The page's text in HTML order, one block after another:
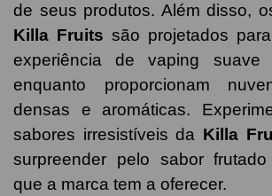
de seus produtos. Além disso,
Killa Fruits são projetados
experiência de vaping suave
enquanto proporcionam
densas e aromáticas.
sabores irresistíveis da Killa
surpreender pelo sabor
que a marca tem a oferecer.